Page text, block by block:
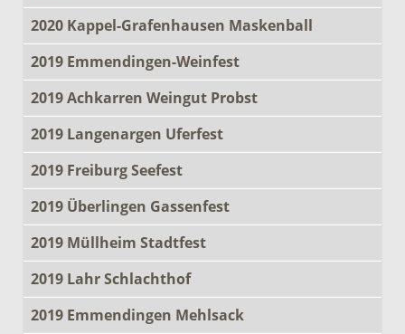
2020 Kappel-Grafenhausen Maskenball
2019 Emmendingen-Weinfest
2019 Achkarren Weingut Probst
2019 Langenargen Uferfest
2019 Freiburg Seefest
2019 Überlingen Gassenfest
2019 Müllheim Stadtfest
2019 Lahr Schlachthof
2019 Emmendingen Mehlsack